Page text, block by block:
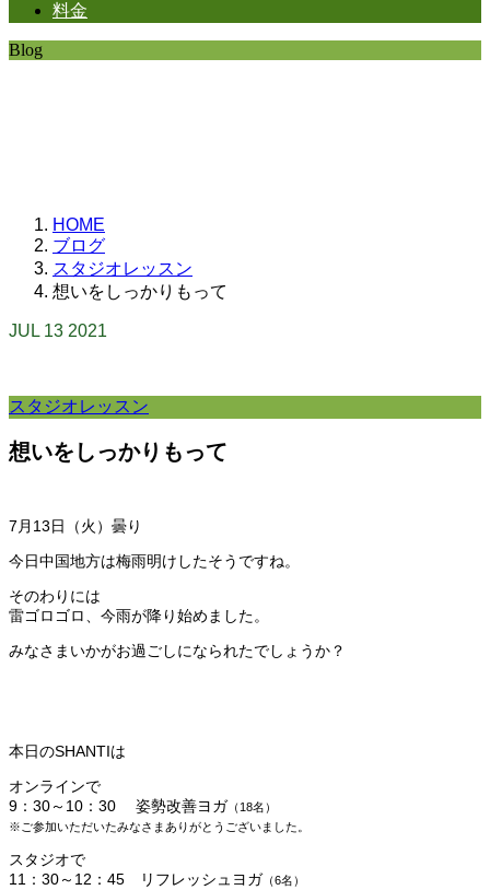
料金
Blog
HOME
ブログ
スタジオレッスン
想いをしっかりもって
JUL 13 2021
スタジオレッスン
想いをしっかりもって
7月13日（火）曇り
今日中国地方は梅雨明けしたそうですね。
そのわりには
雷ゴロゴロ、今雨が降り始めました。
みなさまいかがお過ごしになられたでしょうか？
本日のSHANTIは
オンラインで
9：30～10：30 姿勢改善ヨガ （18名）
※ご参加いただいたみなさまありがとうございました。
スタジオで
11：30～12：45 リフレッシュヨガ （6名）